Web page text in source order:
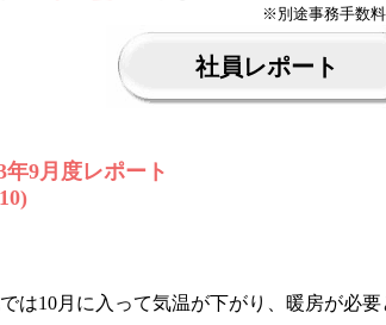
※別途事務手数料
社員レポート
年9月度レポート
は10月に入って気温が下がり、暖房が必要